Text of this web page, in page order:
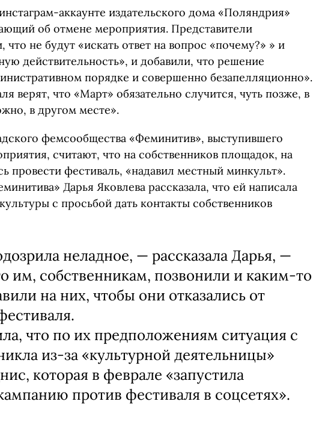
аккаунте издательского дома «Поляндрия»
об отмене мероприятия. Представители
что не будут «искать ответ на вопрос «почему?» » и
действительность», и добавили, что решение
порядке и совершенно безапелляционно».
верят, что «Март» обязательно случится, чуть позже, в
в другом месте».
фемсообщества «Феминитив», выступившего
считают, что на собственников площадок, на
провести фестиваль, «надавил местный минкульт».
Дарья Яковлева рассказала, что ей написала
с просьбой дать контакты собственников
неладное, — рассказала Дарья, —
им, собственникам, позвонили и каким-то
на них, чтобы они отказались от
что по их предположениям ситуация с
из-за «культурной деятельницы»
которая в феврале «запустила
против фестиваля в соцсетях».